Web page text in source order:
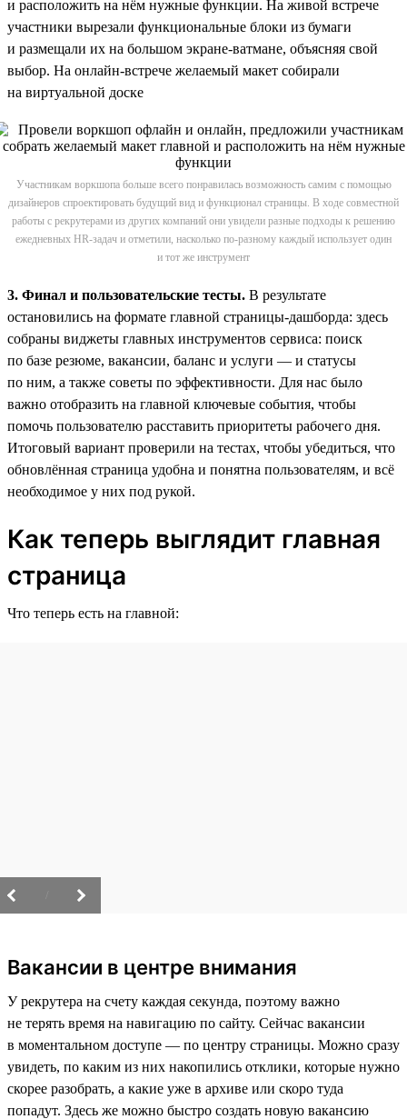
и расположить на нём нужные функции. На живой встрече
участники вырезали функциональные блоки из бумаги
и размещали их на большом экране-ватмане, объясняя свой
выбор. На онлайн-встрече желаемый макет собирали
на виртуальной доске
Участникам воркшопа больше всего понравилась возможность самим с помощью
дизайнеров спроектировать будущий вид и функционал страницы. В ходе совместной
работы с рекрутерами из других компаний они увидели разные подходы к решению
ежедневных HR-задач и отметили, насколько по-разному каждый использует один
и тот же инструмент
3. Финал и пользовательские тесты. В результате
остановились на формате главной страницы-дашборда: здесь
собраны виджеты главных инструментов сервиса: поиск
по базе резюме, вакансии, баланс и услуги — и статусы
по ним, а также советы по эффективности. Для нас было
важно отобразить на главной ключевые события, чтобы
помочь пользователю расставить приоритеты рабочего дня.
Итоговый вариант проверили на тестах, чтобы убедиться, что
обновлённая страница удобна и понятна пользователям, и всё
необходимое у них под рукой.
Как теперь выглядит главная
страница
Что теперь есть на главной:
Вакансии в центре внимания
У рекрутера на счету каждая секунда, поэтому важно
не терять время на навигацию по сайту. Сейчас вакансии
в моментальном доступе — по центру страницы. Можно сразу
увидеть, по каким из них накопились отклики, которые нужно
скорее разобрать, а какие уже в архиве или скоро туда
попадут. Здесь же можно быстро создать новую вакансию